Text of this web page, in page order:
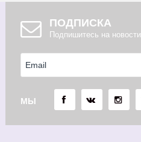
ПОДПИСКА
Подпишитесь на новости
МЫ